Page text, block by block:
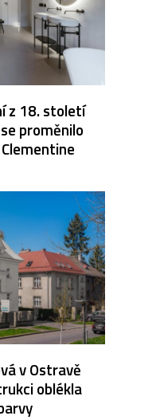
z 18. století
proměnilo
v Ostravě
oblékla